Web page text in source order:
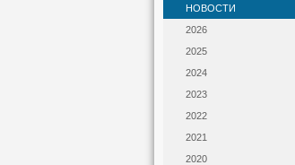
НОВОСТИ
2026
2025
2024
2023
2022
2021
2020